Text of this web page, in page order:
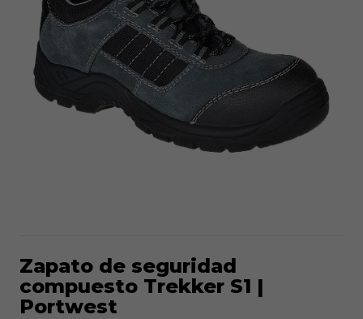
Zapato de seguridad
compuesto Trekker S1 |
Portwest